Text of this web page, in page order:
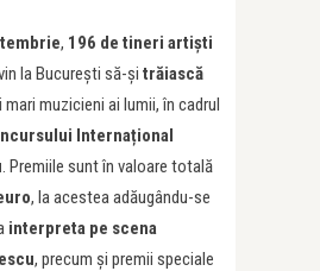
, 196 de tineri artiști
la București să-și trăiască
mari muzicieni ai lumii, în cadrul
Internațional
. Premiile sunt în valoare totală
, la acestea adăugându-se
interpreta pe scena
, precum și premii speciale